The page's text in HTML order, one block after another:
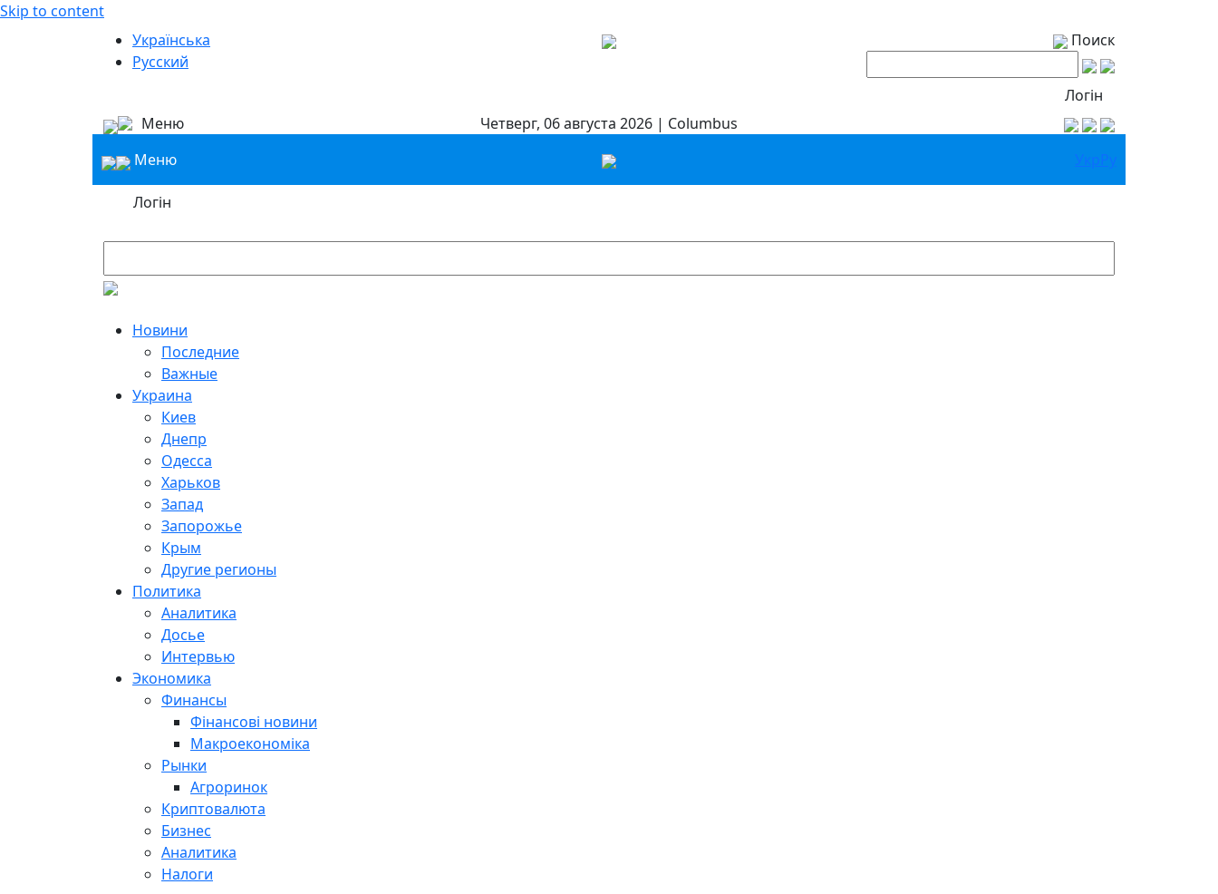
Skip to content
Українська
Русский
Поиск
Логін
Меню
Четверг, 06 августа 2026 | Columbus
Меню
УкрРу
Логін
Новини
Последние
Важные
Украина
Киев
Днепр
Одесса
Харьков
Запад
Запорожье
Крым
Другие регионы
Политика
Аналитика
Досье
Интервью
Экономика
Финансы
Фінансові новини
Макроекономіка
Рынки
Агроринок
Криптовалюта
Бизнес
Аналитика
Налоги